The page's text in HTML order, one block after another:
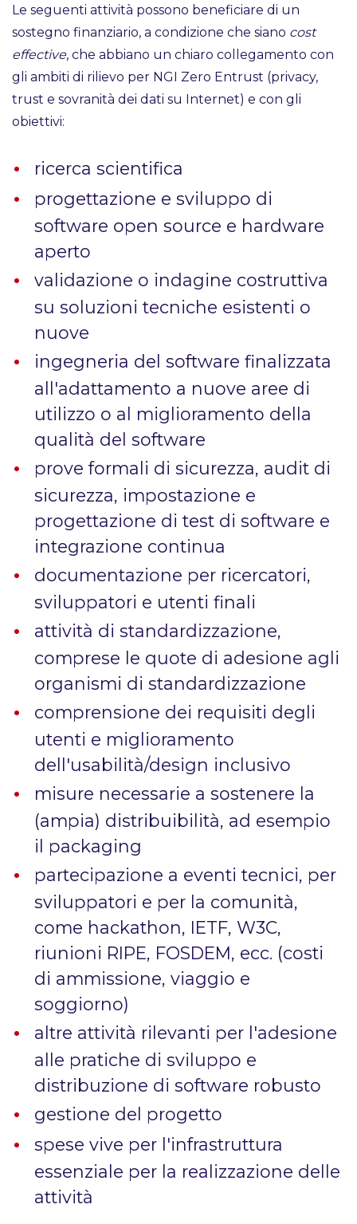
Le seguenti attività possono beneficiare di un
sostegno finanziario, a condizione che siano cost
effective, che abbiano un chiaro collegamento con
gli ambiti di rilievo per NGI Zero Entrust (privacy,
trust e sovranità dei dati su Internet) e con gli
obiettivi:
ricerca scientifica
progettazione e sviluppo di
software open source e hardware
aperto
validazione o indagine costruttiva
su soluzioni tecniche esistenti o
nuove
ingegneria del software finalizzata
all'adattamento a nuove aree di
utilizzo o al miglioramento della
qualità del software
prove formali di sicurezza, audit di
sicurezza, impostazione e
progettazione di test di software e
integrazione continua
documentazione per ricercatori,
sviluppatori e utenti finali
attività di standardizzazione,
comprese le quote di adesione agli
organismi di standardizzazione
comprensione dei requisiti degli
utenti e miglioramento
dell'usabilità/design inclusivo
misure necessarie a sostenere la
(ampia) distribuibilità, ad esempio
il packaging
partecipazione a eventi tecnici, per
sviluppatori e per la comunità,
come hackathon, IETF, W3C,
riunioni RIPE, FOSDEM, ecc. (costi
di ammissione, viaggio e
soggiorno)
altre attività rilevanti per l'adesione
alle pratiche di sviluppo e
distribuzione di software robusto
gestione del progetto
spese vive per l'infrastruttura
essenziale per la realizzazione delle
attività